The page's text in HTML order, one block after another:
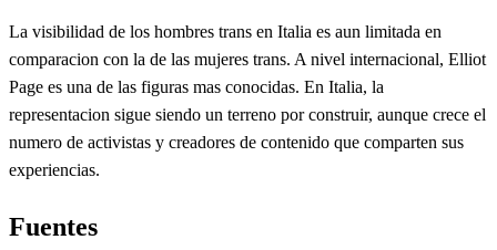
La visibilidad de los hombres trans en Italia es aun limitada en
comparacion con la de las mujeres trans. A nivel internacional, Elliot
Page es una de las figuras mas conocidas. En Italia, la
representacion sigue siendo un terreno por construir, aunque crece el
numero de activistas y creadores de contenido que comparten sus
experiencias.
Fuentes